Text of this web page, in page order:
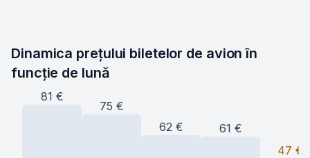
Dinamica prețului biletelor de avion în
funcție de lună
81 €
75 €
62 € 61 €
47 €